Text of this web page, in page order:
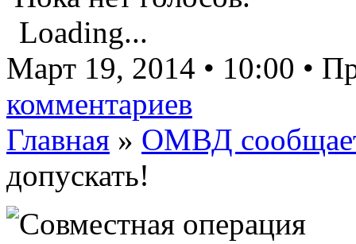
Loading...
Март 19, 2014 • 10:00 •
комментариев
Главная » ОМВД
допускать!